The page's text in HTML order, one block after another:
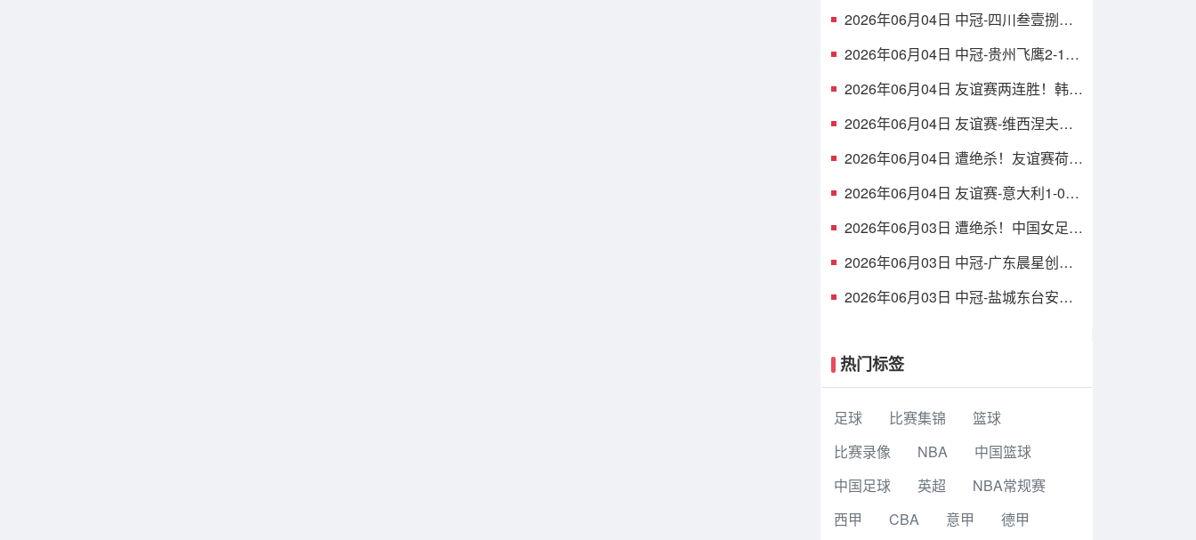
2026年06月04日 中冠-四川叁壹捌重
2026年06月04日 中冠-贵州飞鹰2-1云
2026年06月04日 友谊赛两连胜！韩国
门
2026年06月04日 友谊赛-维西涅夫斯
2026年06月04日 遭绝杀！友谊赛荷兰
萨建功
2026年06月04日 友谊赛-意大利1-0卢
2026年06月03日 遭绝杀！中国女足1-
86分钟破门
2026年06月03日 中冠-广东晨星创尔
2026年06月03日 中冠-盐城东台安贝
热门标签
足球 比赛集锦
篮球
比赛录像
NBA
中国篮球
中国足球
英超
NBA常规赛
西甲
CBA 意甲
德甲